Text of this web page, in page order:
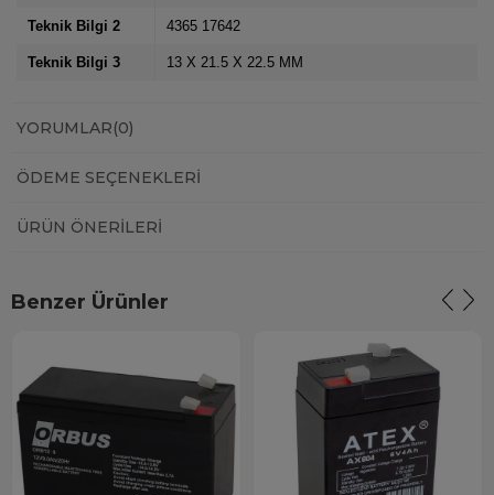
Teknik Bilgi 2 4365 17642
Teknik Bilgi 3 13 X 21.5 X 22.5 MM
YORUMLAR(0)
ÖDEME SEÇENEKLERI
ÜRÜN ÖNERILERI
Benzer Ürünler